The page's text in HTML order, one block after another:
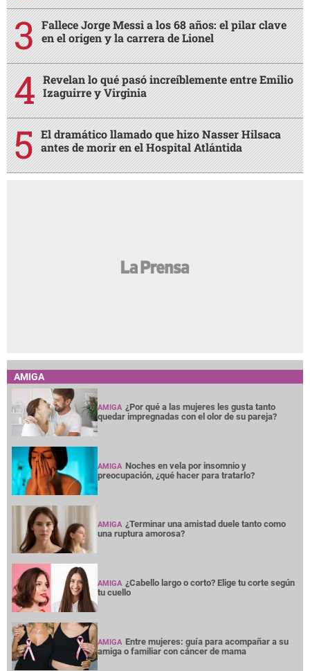
Fallece Jorge Messi a los 68 años: el pilar clave
en el origen y la carrera de Lionel
Revelan lo qué pasó increíblemente entre Emilio
Izaguirre y Virginia
El dramático llamado que hizo Nasser Hilsaca
antes de morir en el Hospital Atlántida
AMIGA
AMIGA ¿Por qué a las mujeres les gusta tanto
quedar impregnadas con el olor de su pareja?
AMIGA Noches en vela por insomnio y
preocupación, ¿qué hacer para tratarlo?
AMIGA ¿Terminar una amistad duele tanto como
una ruptura amorosa?
AMIGA ¿Cabello largo o corto? Elige tu corte según
tu cuello
AMIGA Entre mujeres: guía para acompañar a su
amiga o familiar con cáncer de mama